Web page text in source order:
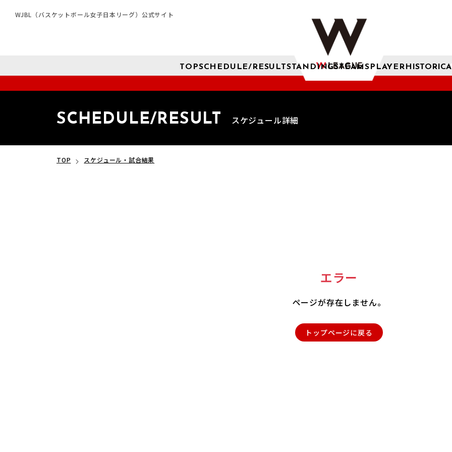
WJBL（バスケットボール女子日本リーグ）公式サイト
TOPSCHEDULE/RESULTSTANDINGSTEAMSPLAYER
SCHEDULE/RESULT スケジュール詳細
TOP スケジュール・試合結果
エラー
ページが存在しません。
トップページに戻る